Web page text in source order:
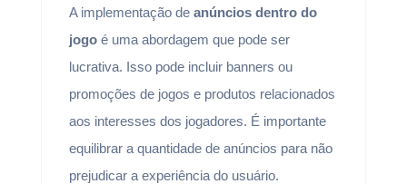
A implementação de anúncios dentro do
jogoé uma abordagem que pode ser
lucrativa. Isso pode incluir banners ou
promoções de jogos e produtos relacionados
aos interesses dos jogadores. É importante
equilibrar a quantidade de anúncios para não
prejudicar a experiência do usuário.